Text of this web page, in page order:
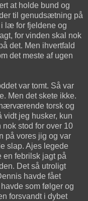
at holde bund og
til genudsætning på
læ for fjeldene og
for vinden skal nok
det. Men ihvertfald
det meste af ugen
var tomt. Så var
Men det skete ikke.
torsk og
vidt jeg husker, kun
stod for over 10
på vores jig og var
slap. Ajes legede
en febrilsk jagt på
Det så utroligt
havde fået
som følger og
forsvandt i dybet